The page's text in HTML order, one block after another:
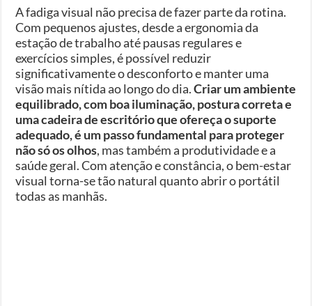
A fadiga visual não precisa de fazer parte da rotina.
Com pequenos ajustes, desde a ergonomia da
estação de trabalho até pausas regulares e
exercícios simples, é possível reduzir
significativamente o desconforto e manter uma
visão mais nítida ao longo do dia.Criar um ambiente
equilibrado, com boa iluminação, postura correta e
uma cadeira de escritório que ofereça o suporte
adequado, é um passo fundamental para proteger
não só os olhos, mas também a produtividade e a
saúde geral. Com atenção e constância, o bem-estar
visual torna-se tão natural quanto abrir o portátil
todas as manhãs.